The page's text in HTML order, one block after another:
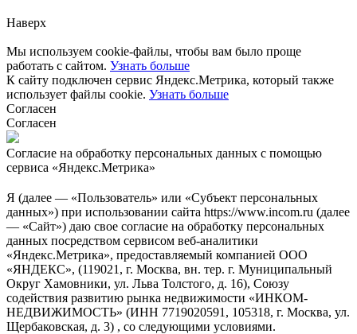
Наверх
Мы используем cookie-файлы, чтобы вам было проще
работать с сайтом. Узнать больше
К сайту подключен сервис Яндекс.Метрика, который также
использует файлы cookie. Узнать больше
Согласен
Согласен
Согласие на обработку персональных данных с помощью
сервиса «Яндекс.Метрика»
Я (далее — «Пользователь» или «Субъект персональных
данных») при использовании сайта https://www.incom.ru (далее
— «Сайт») даю свое согласие на обработку персональных
данных посредством сервисом веб-аналитики
«Яндекс.Метрика», предоставляемый компанией ООО
«ЯНДЕКС», (119021, г. Москва, вн. тер. г. Муниципальный
Округ Хамовники, ул. Льва Толстого, д. 16), Союзу
содействия развитию рынка недвижимости «ИНКОМ-
НЕДВИЖИМОСТЬ» (ИНН 7719020591, 105318, г. Москва, ул.
Щербаковская, д. 3) , со следующими условиями.